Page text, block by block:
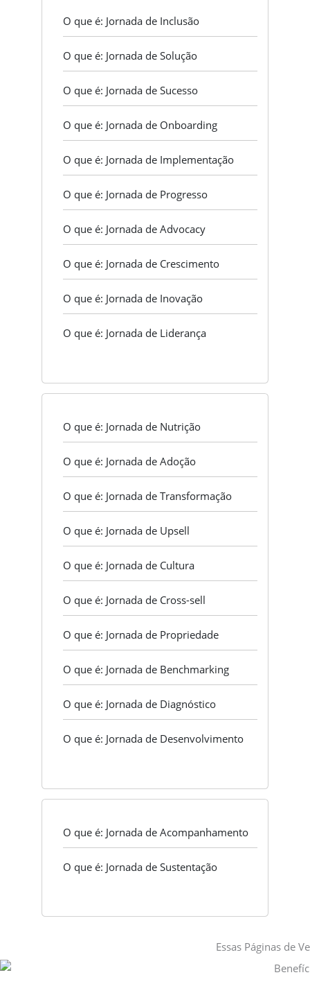
O que é: Jornada de Inclusão
O que é: Jornada de Solução
O que é: Jornada de Sucesso
O que é: Jornada de Onboarding
O que é: Jornada de Implementação
O que é: Jornada de Progresso
O que é: Jornada de Advocacy
O que é: Jornada de Crescimento
O que é: Jornada de Inovação
O que é: Jornada de Liderança
O que é: Jornada de Nutrição
O que é: Jornada de Adoção
O que é: Jornada de Transformação
O que é: Jornada de Upsell
O que é: Jornada de Cultura
O que é: Jornada de Cross-sell
O que é: Jornada de Propriedade
O que é: Jornada de Benchmarking
O que é: Jornada de Diagnóstico
O que é: Jornada de Desenvolvimento
O que é: Jornada de Acompanhamento
O que é: Jornada de Sustentação
Essas Páginas de